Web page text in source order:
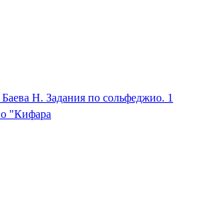
Н. Задания по сольфеджио. 1
"Кифара